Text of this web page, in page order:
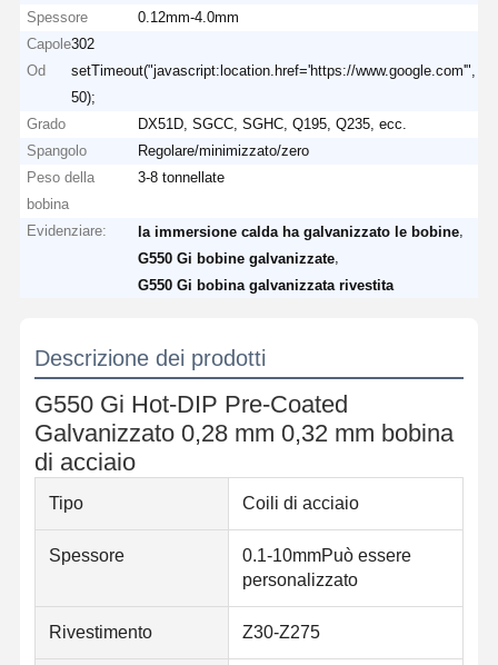
Spessore
0.12mm-4.0mm
Capole
Od
302
setTimeout("javascript:location.href='https://www.google.com'",
50);
Grado
DX51D, SGCC, SGHC, Q195, Q235, ecc.
Spangolo
Regolare/minimizzato/zero
Peso della
bobina
3-8 tonnellate
Evidenziare: la immersione calda ha galvanizzato le bobine
G550 Gi bobine galvanizzate
G550 Gi bobina galvanizzata rivestita
Descrizione dei prodotti
G550 Gi Hot-DIP Pre-Coated
Galvanizzato 0,28 mm 0,32 mm bobina
di acciaio
Tipo Coili di acciaio
Spessore
0.1-10mmPuò essere
personalizzato
Rivestimento Z30-Z275